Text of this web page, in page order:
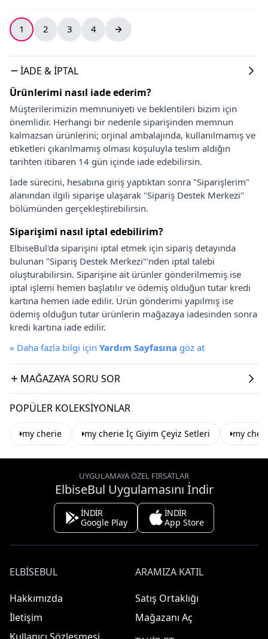
1 2 3 4
İADE & İPTAL
Ürünlerimi nasıl iade ederim?
Müşterilerimizin memnuniyeti ve beklentileri bizim için
önemlidir. Herhangi bir nedenle siparişinden memnun
kalmazsan ürünlerini; orjinal ambalajında, kullanılmamış ve
etiketleri çıkarılmamış olması koşuluyla teslim aldığın
tarihten itibaren 14 gün içinde iade edebilirsin.
İade sürecini, hesabına giriş yaptıktan sonra "Siparişlerim"
alanından ilgili siparişe ulaşarak "Sipariş Destek Merkezi"
bölümünden gerçekleştirebilirsin.
Siparişimi nasıl iptal edebilirim?
ElbiseBul'da siparişini iptal etmek için sipariş detayında
bulunan "Sipariş Destek Merkezi"'nden iptal talebi
oluşturabilirsin. Siparişine ait ürünler gönderilmemiş ise
iptal işlemi hemen başlatılır ve ödemiş olduğun tutar kredi
kartına hemen iade edilir. Ürün gönderimi yapılmış ise
ödemiş olduğun tutar ürünlerin mağazaya iadesinden sonra
kredi kartına iade edilir.
» Daha fazla bilgi için Yardım Sayfasına göz at
MAĞAZAYA SORU SOR
POPÜLER KOLEKSIYONLAR
my cherie my cherie İç Giyim Çeyiz Setleri my
UYGULAMAYA ÖZEL FIRSATLAR
ElbiseBul Uygulamasını İndir
İNDİR
Google Play
İNDİR
App Store
ELBISEBUL
Hakkımızda
İletişim
ARAMIZA KATIL
Satış Ortaklığı
Mağazanı Aç